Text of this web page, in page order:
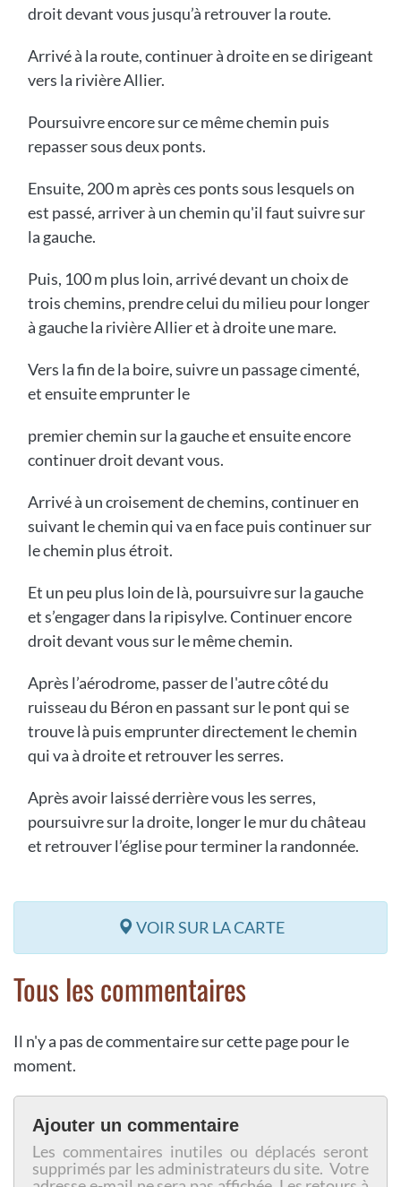
droit devant vous jusqu’à retrouver la route.
Arrivé à la route, continuer à droite en se dirigeant
vers la rivière Allier.
Poursuivre encore sur ce même chemin puis
repasser sous deux ponts.
Ensuite, 200 m après ces ponts sous lesquels on
est passé, arriver à un chemin qu'il faut suivre sur
la gauche.
Puis, 100 m plus loin, arrivé devant un choix de
trois chemins, prendre celui du milieu pour longer
à gauche la rivière Allier et à droite une mare.
Vers la fin de la boire, suivre un passage cimenté,
et ensuite emprunter le
premier chemin sur la gauche et ensuite encore
continuer droit devant vous.
Arrivé à un croisement de chemins, continuer en
suivant le chemin qui va en face puis continuer sur
le chemin plus étroit.
Et un peu plus loin de là, poursuivre sur la gauche
et s’engager dans la ripisylve. Continuer encore
droit devant vous sur le même chemin.
Après l’aérodrome, passer de l'autre côté du
ruisseau du Béron en passant sur le pont qui se
trouve là puis emprunter directement le chemin
qui va à droite et retrouver les serres.
Après avoir laissé derrière vous les serres,
poursuivre sur la droite, longer le mur du château
et retrouver l’église pour terminer la randonnée.
VOIR SUR LA CARTE
Tous les commentaires
Il n'y a pas de commentaire sur cette page pour le
moment.
Ajouter un commentaire
Les commentaires inutiles ou déplacés seront
supprimés par les administrateurs du site. Votre